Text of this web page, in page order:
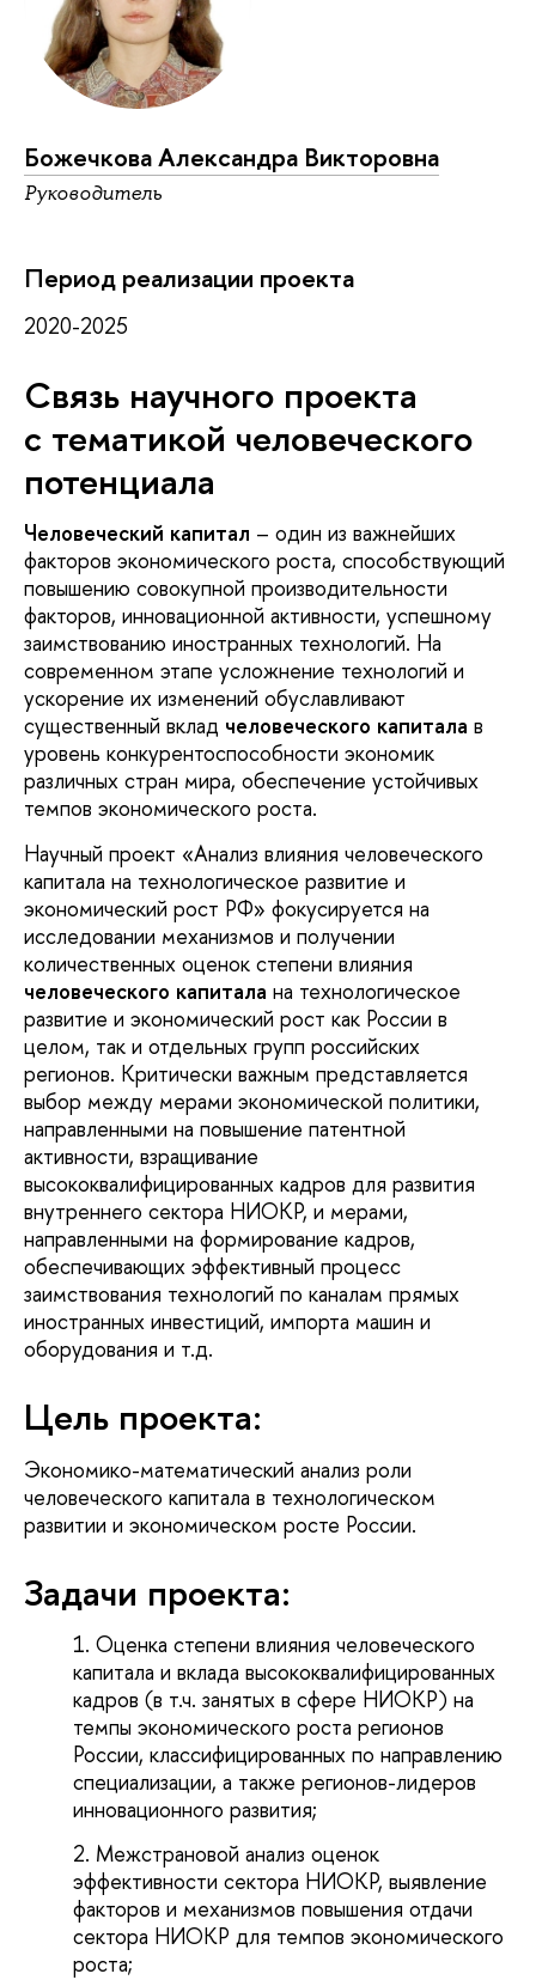
Божечкова Александра Викторовна
Руководитель
Период реализации проекта
2020-2025
Связь научного проекта
с тематикой человеческого
потенциала
Человеческий капитал – один из важнейших
факторов экономического роста, способствующий
повышению совокупной производительности
факторов, инновационной активности, успешному
заимствованию иностранных технологий. На
современном этапе усложнение технологий и
ускорение их изменений обуславливают
существенный вклад человеческого капитала в
уровень конкурентоспособности экономик
различных стран мира, обеспечение устойчивых
темпов экономического роста.
Научный проект «Анализ влияния человеческого
капитала на технологическое развитие и
экономический рост РФ» фокусируется на
исследовании механизмов и получении
количественных оценок степени влияния
человеческого капитала на технологическое
развитие и экономический рост как России в
целом, так и отдельных групп российских
регионов. Критически важным представляется
выбор между мерами экономической политики,
направленными на повышение патентной
активности, взращивание
высококвалифицированных кадров для развития
внутреннего сектора НИОКР, и мерами,
направленными на формирование кадров,
обеспечивающих эффективный процесс
заимствования технологий по каналам прямых
иностранных инвестиций, импорта машин и
оборудования и т.д.
Цель проекта:
Экономико-математический анализ роли
человеческого капитала в технологическом
развитии и экономическом росте России.
Задачи проекта:
Оценка степени влияния человеческого
капитала и вклада высококвалифицированных
кадров (в т.ч. занятых в сфере НИОКР) на
темпы экономического роста регионов
России, классифицированных по направлению
специализации, а также регионов-лидеров
инновационного развития;
Межстрановой анализ оценок
эффективности сектора НИОКР, выявление
факторов и механизмов повышения отдачи
сектора НИОКР для темпов экономического
роста;